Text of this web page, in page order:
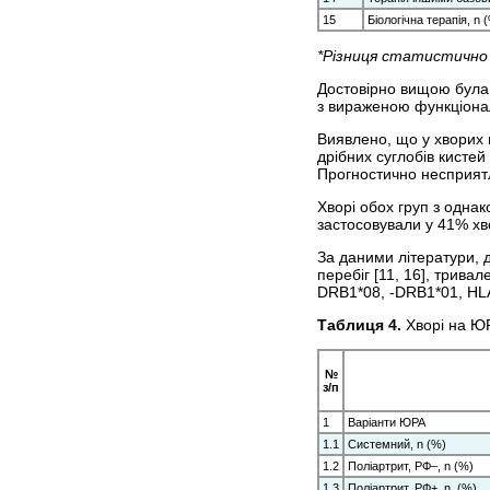
15
Біологічна терапія, n
*Різниця
Достовірно вищою була
з вираженою
Виявлено, що у хворих
дрібних суглобів
Прогностично
Хворі обох груп з
застосовували у 41%
За даними літератури,
перебіг [11, 16],
DRB1*08, -DRB1*01,
Таблиця 4. Хворі на
№
з/п
1
Варіанти ЮРА
1.1
Системний, n (%)
1.2
Поліартрит, РФ–, n (%)